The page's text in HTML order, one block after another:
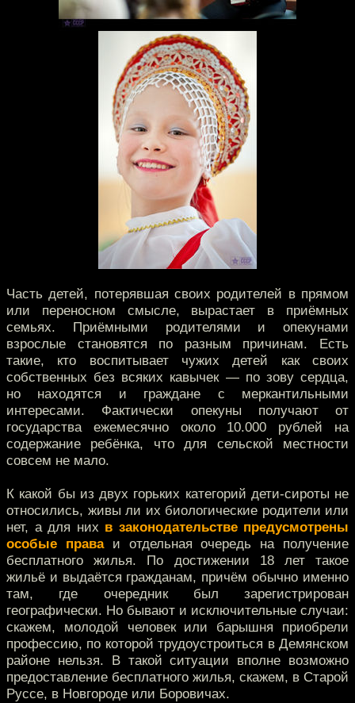
Часть детей, потерявшая своих родителей в прямом
или переносном смысле, вырастает в приёмных
семьях. Приёмными родителями и опекунами
взрослые становятся по разным причинам. Есть
такие, кто воспитывает чужих детей как своих
собственных без всяких кавычек — по зову сердца,
но находятся и граждане с меркантильными
интересами. Фактически опекуны получают от
государства ежемесячно около 10.000 рублей на
содержание ребёнка, что для сельской местности
совсем не мало.
К какой бы из двух горьких категорий дети-сироты не
относились, живы ли их биологические родители или
нет, а для них в законодательстве предусмотрены
особые права
и отдельная очередь на получение
бесплатного жилья. По достижении 18 лет такое
жильё и выдаётся гражданам, причём обычно именно
там, где очередник был зарегистрирован
географически. Но бывают и исключительные случаи:
скажем, молодой человек или барышня приобрели
профессию, по которой трудоустроиться в Демянском
районе нельзя. В такой ситуации вполне возможно
предоставление бесплатного жилья, скажем, в Старой
Руссе, в Новгороде или Боровичах.